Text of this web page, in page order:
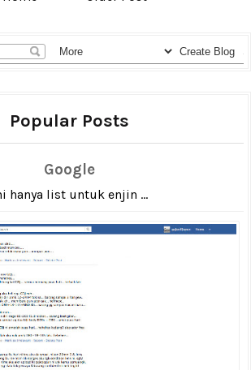
Popular Posts
Google
hanya list untuk enjin ...